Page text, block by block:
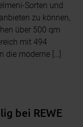
Sorten und
zu können,
über 500 qm
mit 494
die moderne […]
bei REWE